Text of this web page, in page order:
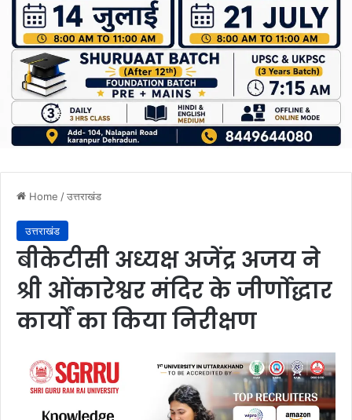
Home /उत्तराखंड
उत्तराखंड
बीकेटीसी अध्यक्ष अजेंद्र अजय ने
श्री ओंकारेश्वर मंदिर के जीर्णोद्धार
कार्यों का किया निरीक्षण